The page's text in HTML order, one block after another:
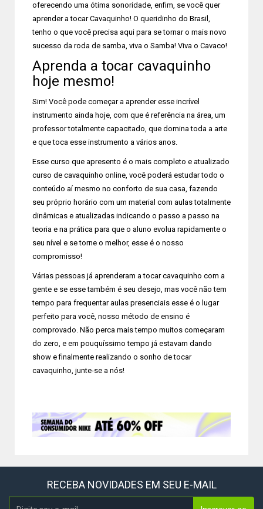
oferecendo uma ótima sonoridade, enfim, se você quer
aprender a tocar Cavaquinho! O queridinho do Brasil,
tenho o que você precisa aqui para se tornar o mais novo
sucesso da roda de samba, viva o Samba! Viva o Cavaco!
Aprenda a tocar cavaquinho
hoje mesmo!
Sim! Você pode começar a aprender esse incrível
instrumento ainda hoje, com que é referência na área, um
professor totalmente capacitado, que domina toda a arte
e que toca esse instrumento a vários anos.
Esse curso que apresento é o mais completo e atualizado
curso de cavaquinho online, você poderá estudar todo o
conteúdo aí mesmo no conforto de sua casa, fazendo
seu próprio horário com um material com aulas totalmente
dinâmicas e atualizadas indicando o passo a passo na
teoria e na prática para que o aluno evolua rapidamente o
seu nível e se torne o melhor, esse é o nosso
compromisso!
Várias pessoas já aprenderam a tocar cavaquinho com a
gente e se esse também é seu desejo, mas você não tem
tempo para frequentar aulas presenciais esse é o lugar
perfeito para você, nosso método de ensino é
comprovado. Não perca mais tempo muitos começaram
do zero, e em pouquíssimo tempo já estavam dando
show e finalmente realizando o sonho de tocar
cavaquinho, junte-se a nós!
RECEBA NOVIDADES EM SEU E-MAIL